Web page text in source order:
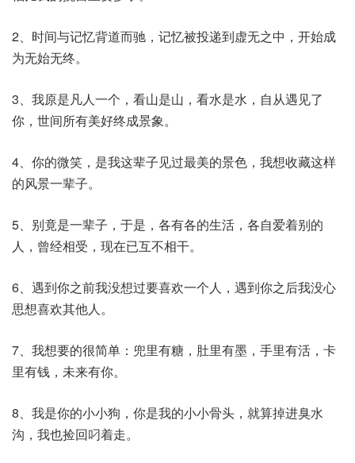
2、时间与记忆背道而驰，记忆被投递到虚无之中，开始成
为无始无终。
3、我原是凡人一个，看山是山，看水是水，自从遇见了
你，世间所有美好终成景象。
4、你的微笑，是我这辈子见过最美的景色，我想收藏这样
的风景一辈子。
5、别竟是一辈子，于是，各有各的生活，各自爱着别的
人，曾经相受，现在已互不相干。
6、遇到你之前我没想过要喜欢一个人，遇到你之后我没心
思想喜欢其他人。
7、我想要的很简单：兜里有糖，肚里有墨，手里有活，卡
里有钱，未来有你。
8、我是你的小小狗，你是我的小小骨头，就算掉进臭水
沟，我也捡回叼着走。